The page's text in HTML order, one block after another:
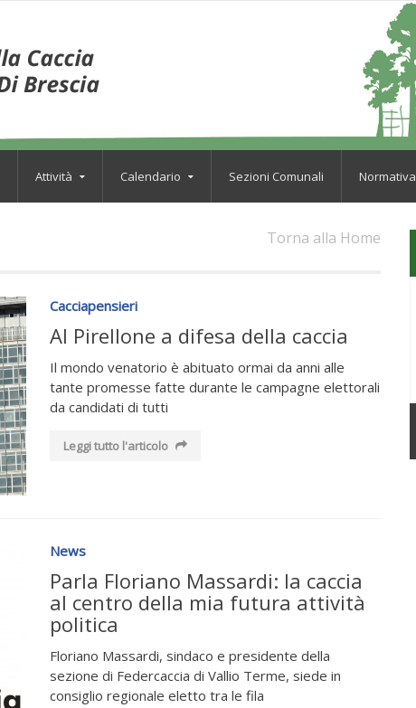
Attività Calendario Sezioni Comunali Normativa
Torna alla Home
Cacciapensieri
Al Pirellone a difesa della caccia
Il mondo venatorio è abituato ormai da anni alle
tante promesse fatte durante le campagne elettorali
da candidati di tutti
Leggi tutto l'articolo
News
Parla Floriano Massardi: la caccia
al centro della mia futura attività
politica
Floriano Massardi, sindaco e presidente della
sezione di Federcaccia di Vallio Terme, siede in
consiglio regionale eletto tra le fila